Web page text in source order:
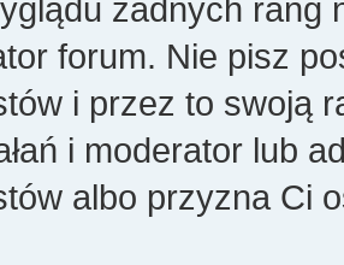
żadnych rang
forum. Nie pisz
i przez to swoją
i moderator lub
albo przyzna Ci